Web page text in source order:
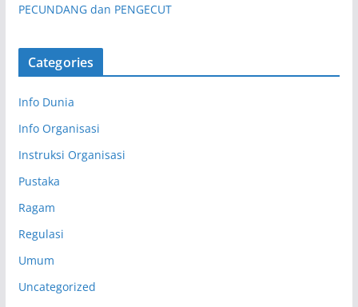
PECUNDANG dan PENGECUT
Categories
Info Dunia
Info Organisasi
Instruksi Organisasi
Pustaka
Ragam
Regulasi
Umum
Uncategorized